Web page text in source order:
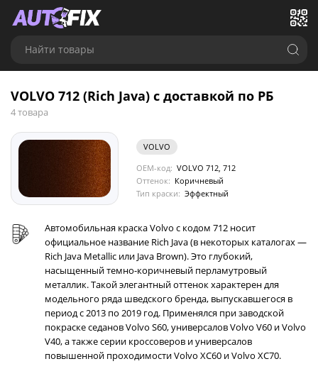
Найти товары
VOLVO 712 (Rich Java) с доставкой по РБ
4 товара
VOLVO
OEM-код: VOLVO 712, 712
Оттенок: Коричневый
Тип краски: Эффектный
Автомобильная краска Volvo с кодом 712 носит
официальное название Rich Java (в некоторых каталогах —
Rich Java Metallic или Java Brown). Это глубокий,
насыщенный темно-коричневый перламутровый
металлик. Такой элегантный оттенок характерен для
модельного ряда шведского бренда, выпускавшегося в
период с 2013 по 2019 год. Применялся при заводской
покраске седанов Volvo S60, универсалов Volvo V60 и Volvo
V40, а также серии кроссоверов и универсалов
повышенной проходимости Volvo XC60 и Volvo XC70.